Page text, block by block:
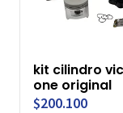
kit cilindro
one original
$200.100